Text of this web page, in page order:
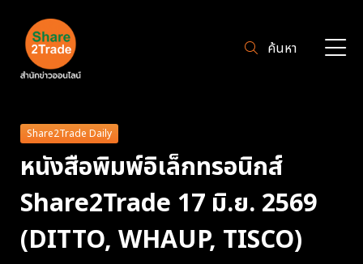
ค้นหา
Share2Trade Daily
หนังสือพิมพ์อิเล็กทรอนิกส์
Share2Trade 17 มิ.ย. 2569
(DITTO, WHAUP, TISCO)